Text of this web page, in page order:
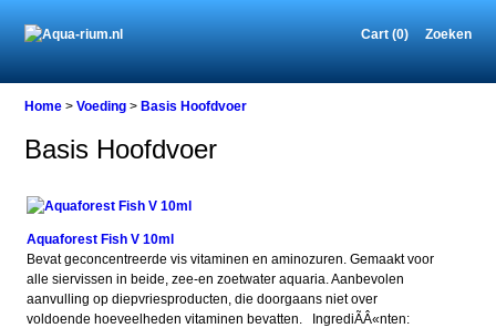
Cart (0) Zoeken
Home >Voeding >Basis Hoofdvoer
Basis Hoofdvoer
Aquaforest Fish V 10ml
Bevat geconcentreerde vis vitaminen en aminozuren. Gemaakt voor
alle siervissen in beide, zee-en zoetwater aquaria. Aanbevolen
aanvulling op diepvriesproducten, die doorgaans niet over
voldoende hoeveelheden vitaminen bevatten. IngrediÃÂ«nten: